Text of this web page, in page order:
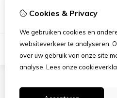
Cookies & Privacy
We gebruiken cookies en
websiteverkeer te analyseren.
over uw gebruik van onze site
analyse. Lees onze